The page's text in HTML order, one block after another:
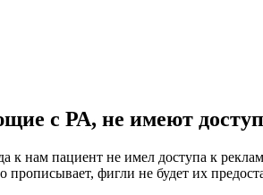
с РА, не имеют
к нам пациент не имел доступа к
фигли не будет их